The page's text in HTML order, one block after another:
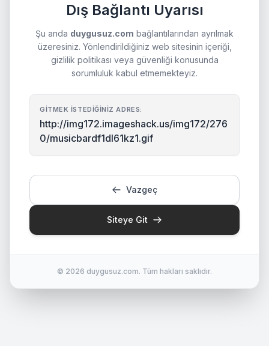
Dış Bağlantı Uyarısı
Şu anda duygusuz.com bağlantılarından ayrılmak
üzeresiniz. Yönlendirildiğiniz web sitesinin içeriği,
gizlilik politikası veya güvenliği konusunda
sorumluluk kabul etmemekteyiz.
GITMEK İSTEDIĞINIZ ADRES:
http://img172.imageshack.us/img172/276
0/musicbardf1dl61kz1.gif
Vazgeç
Siteye Git
© 2026 duygusuz.com. Tüm hakları saklıdır.